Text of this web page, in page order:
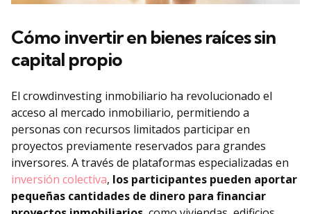
Cómo invertir en bienes raíces sin
capital propio
El crowdinvesting inmobiliario ha revolucionado el
acceso al mercado inmobiliario, permitiendo a
personas con recursos limitados participar en
proyectos previamente reservados para grandes
inversores. A través de plataformas especializadas en
inversión colectiva, los participantes pueden aportar
pequeñas cantidades de dinero para financiar